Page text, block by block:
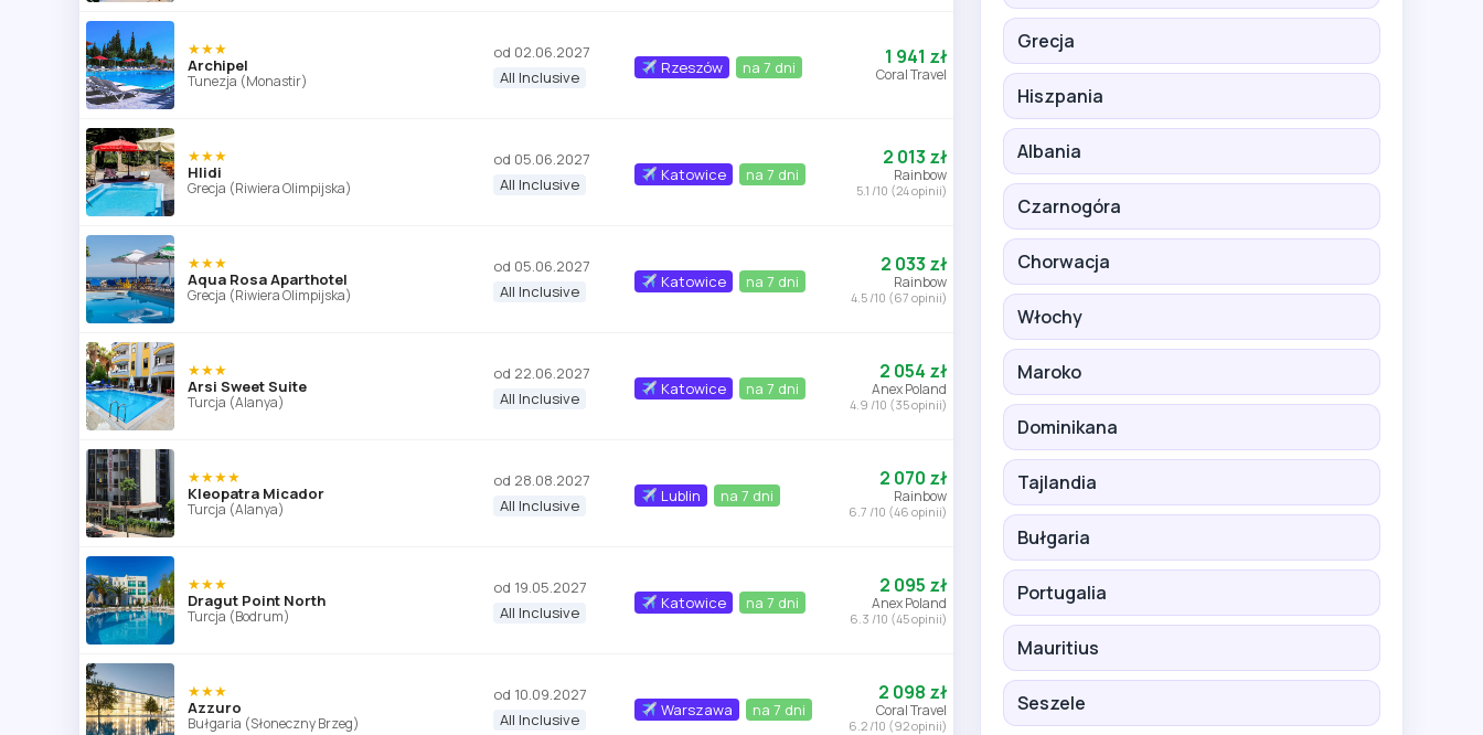
★★★
Archipel
Tunezja (Monastir)
od 02.06.2027
All Inclusive
Rzeszów na 7 dni 1 941 zł
Coral Travel
★★★
Hlidi
Grecja (Riwiera Olimpijska)
od 05.06.2027
All Inclusive
Katowice na 7 dni
2 013 zł
Rainbow
5.1 /10 (24 opinii)
★★★
Aqua Rosa Aparthotel
Grecja (Riwiera Olimpijska)
od 05.06.2027
All Inclusive
Katowice na 7 dni
2 033 zł
Rainbow
4.5 /10 (67 opinii)
★★★
Arsi Sweet Suite
Turcja (Alanya)
od 22.06.2027
All Inclusive
Katowice na 7 dni
2 054 zł
Anex Poland
4.9 /10 (35 opinii)
★★★★
Kleopatra Micador
Turcja (Alanya)
od 28.08.2027
All Inclusive
Lublin na 7 dni
2 070 zł
Rainbow
6.7 /10 (46 opinii)
★★★
Dragut Point North
Turcja (Bodrum)
od 19.05.2027
All Inclusive
Katowice na 7 dni
2 095 zł
Anex Poland
6.3 /10 (45 opinii)
★★★
Azzuro
Bułgaria (Słoneczny Brzeg)
od 10.09.2027
All Inclusive
Warszawa na 7 dni
2 098 zł
Coral Travel
6.2 /10 (92 opinii)
Grecja
Hiszpania
Albania
Czarnogóra
Chorwacja
Włochy
Maroko
Dominikana
Tajlandia
Bułgaria
Portugalia
Mauritius
Seszele